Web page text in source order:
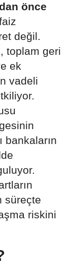
önce
değil.
toplam geri
ek
vadeli
bankaların
süreçte
riskini